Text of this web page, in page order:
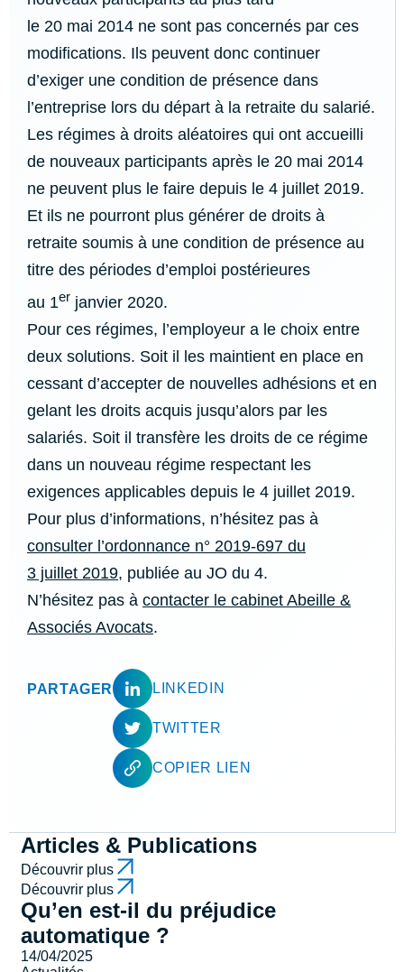
le 20 mai 2014 ne sont pas concernés par ces
modifications. Ils peuvent donc continuer
d’exiger une condition de présence dans
l’entreprise lors du départ à la retraite du salarié.
Les régimes à droits aléatoires qui ont accueilli
de nouveaux participants après le 20 mai 2014
ne peuvent plus le faire depuis le 4 juillet 2019.
Et ils ne pourront plus générer de droits à
retraite soumis à une condition de présence au
titre des périodes d’emploi postérieures
au 1er janvier 2020.
Pour ces régimes, l’employeur a le choix entre
deux solutions. Soit il les maintient en place en
cessant d’accepter de nouvelles adhésions et en
gelant les droits acquis jusqu’alors par les
salariés. Soit il transfère les droits de ce régime
dans un nouveau régime respectant les
exigences applicables depuis le 4 juillet 2019.
Pour plus d’informations, n’hésitez pas à
consulter l’ordonnance n° 2019-697 du
3 juillet 2019, publiée au JO du 4.
N’hésitez pas à contacter le cabinet Abeille &
Associés Avocats.
PARTAGER LINKEDIN
TWITTER
COPIER LIEN
Articles & Publications
Découvrir plus
Découvrir plus
Qu’en est-il du préjudice
automatique ?
14/04/2025